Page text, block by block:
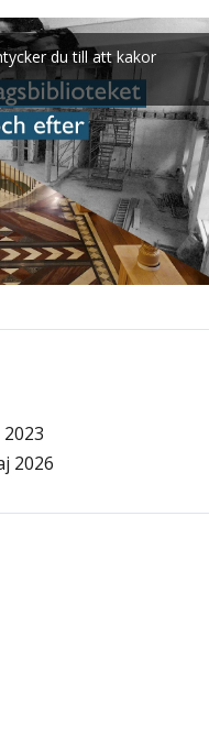
du till att kakor
2026